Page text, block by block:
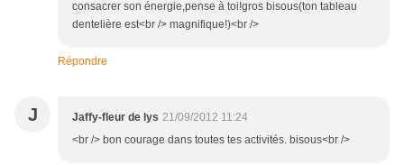
consacrer son énergie,pense à toi!gros bisous(ton tableau
dentelière est<br /> magnifique!)<br />
Répondre
J Jaffy-fleur de lys 21/09/2012 11:24
<br /> bon courage dans toutes tes activités. bisous<br />